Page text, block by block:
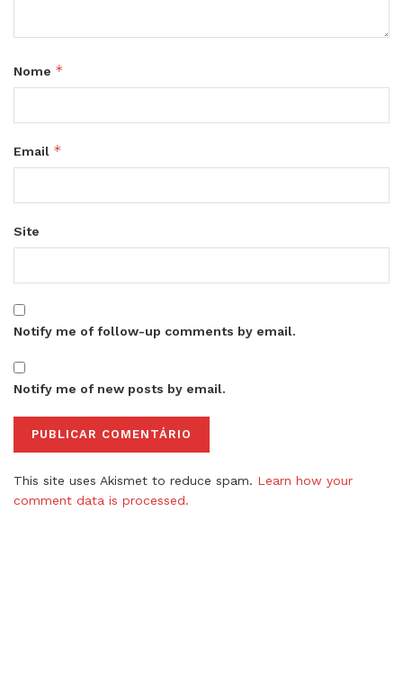
Nome *
Email *
Site
Notify me of follow-up comments by email.
Notify me of new posts by email.
This site uses Akismet to reduce spam. Learn how your
comment data is processed.